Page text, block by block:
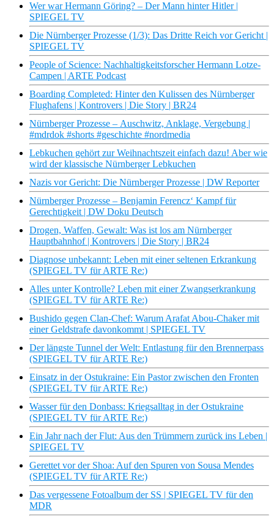
Wer war Hermann Göring? – Der Mann hinter Hitler |
SPIEGEL TV
Die Nürnberger Prozesse (1/3): Das Dritte Reich vor Gericht |
SPIEGEL TV
People of Science: Nachhaltigkeitsforscher Hermann Lotze-
Campen | ARTE Podcast
Boarding Completed: Hinter den Kulissen des Nürnberger
Flughafens | Kontrovers | Die Story | BR24
Nürnberger Prozesse – Auschwitz, Anklage, Vergebung |
#mdrdok #shorts #geschichte #nordmedia
Lebkuchen gehört zur Weihnachtszeit einfach dazu! Aber wie
wird der klassische Nürnberger Lebkuchen
Nazis vor Gericht: Die Nürnberger Prozesse | DW Reporter
Nürnberger Prozesse – Benjamin Ferencz‘ Kampf für
Gerechtigkeit | DW Doku Deutsch
Drogen, Waffen, Gewalt: Was ist los am Nürnberger
Hauptbahnhof | Kontrovers | Die Story | BR24
Diagnose unbekannt: Leben mit einer seltenen Erkrankung
(SPIEGEL TV für ARTE Re:)
Alles unter Kontrolle? Leben mit einer Zwangserkrankung
(SPIEGEL TV für ARTE Re:)
Bushido gegen Clan-Chef: Warum Arafat Abou-Chaker mit
einer Geldstrafe davonkommt | SPIEGEL TV
Der längste Tunnel der Welt: Entlastung für den Brennerpass
(SPIEGEL TV für ARTE Re:)
Einsatz in der Ostukraine: Ein Pastor zwischen den Fronten
(SPIEGEL TV für ARTE Re:)
Wasser für den Donbass: Kriegsalltag in der Ostukraine
(SPIEGEL TV für ARTE Re:)
Ein Jahr nach der Flut: Aus den Trümmern zurück ins Leben |
SPIEGEL TV
Gerettet vor der Shoa: Auf den Spuren von Sousa Mendes
(SPIEGEL TV für ARTE Re:)
Das vergessene Fotoalbum der SS | SPIEGEL TV für den
MDR